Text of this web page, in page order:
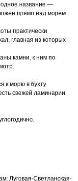
название —
прямо над морем.
практически
главная из которых
камни, к ним по
к морю в бухту
свежей ламинарии
Луговая-Светланская-